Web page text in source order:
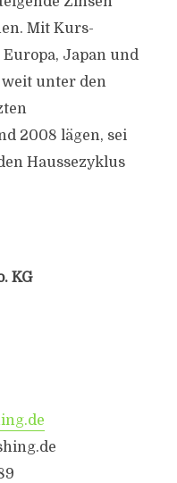
Mit Kurs-
Japan und
unter den
2008 lägen, sei
Haussezyklus
KG